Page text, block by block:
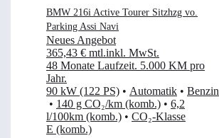
BMW 216i Active Tourer Sitzhzg vo.
Parking Assi Navi
Neues Angebot
365,43 € mtl.inkl. MwSt.
48 Monate Laufzeit. 5.000 KM pro
Jahr.
90 kW (122 PS) • Automatik • Benzin
• 140 g CO₂/km (komb.) • 6,2
l/100km (komb.) • CO₂-Klasse
E (komb.)